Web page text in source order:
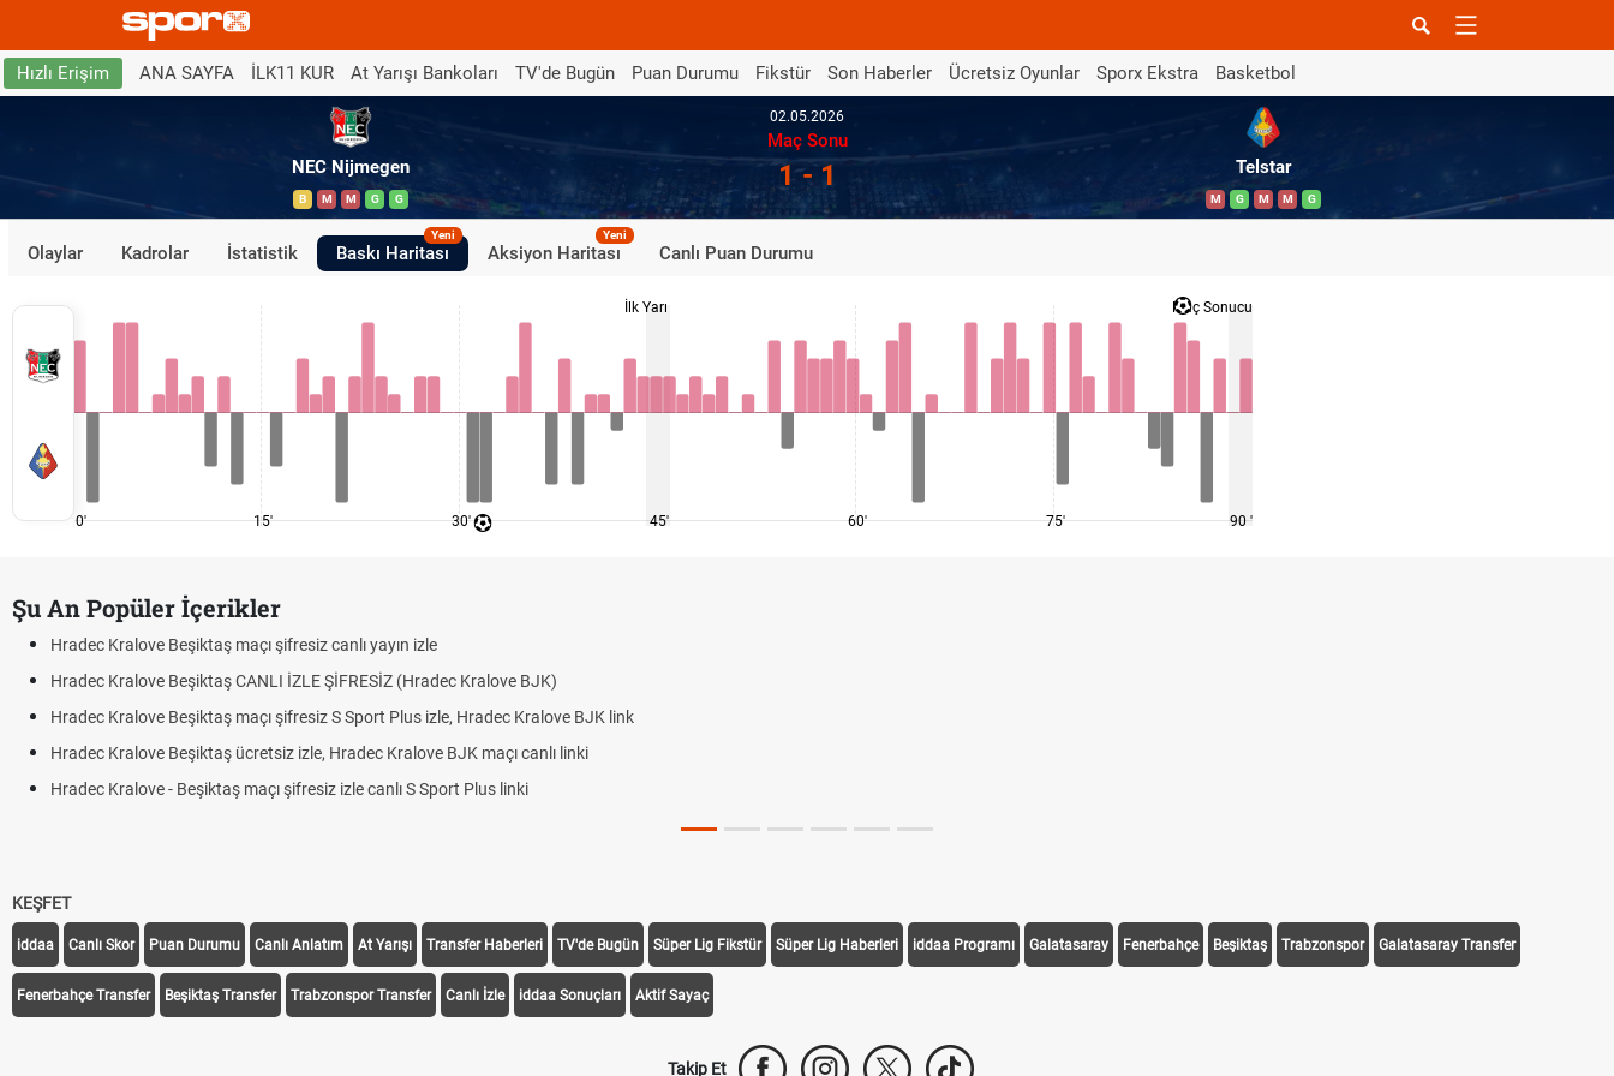
Hızlı Erişim ANA SAYFA İLK11 KUR At Yarışı Bankoları TV'de Bugün Puan Durumu Fikstür Son Haberler Ücretsiz Oyunlar Sporx Ekstra Basketbol
NEC Nijmegen
B M M G G
02.05.2026
Maç Sonu
1 - 1 Telstar
M G M M G
Olaylar Kadrolar İstatistik Baskı Haritası
Yeni
Aksiyon Haritası
Yeni
Canlı Puan Durumu
0' 15' 30'
İlk Yarı
45' 60' 75'
Maç Sonucu
90 '
Şu An Popüler İçerikler
Hradec Kralove Beşiktaş maçı şifresiz canlı yayın izle
Hradec Kralove Beşiktaş CANLI İZLE ŞİFRESİZ (Hradec Kralove BJK)
Hradec Kralove Beşiktaş maçı şifresiz S Sport Plus izle, Hradec Kralove BJK link
Hradec Kralove Beşiktaş ücretsiz izle, Hradec Kralove BJK maçı canlı linki
Hradec Kralove - Beşiktaş maçı şifresiz izle canlı S Sport Plus linki
KEŞFET
iddaa Canlı Skor Puan Durumu Canlı Anlatım At Yarışı Transfer Haberleri TV'de Bugün Süper Lig Fikstür Süper Lig Haberleri iddaa Programı Galatasaray Fenerbahçe Beşiktaş Trabzonspor Galatasaray Transfer
Fenerbahçe Transfer Beşiktaş Transfer Trabzonspor Transfer Canlı İzle iddaa Sonuçları Aktif Sayaç
Takip Et